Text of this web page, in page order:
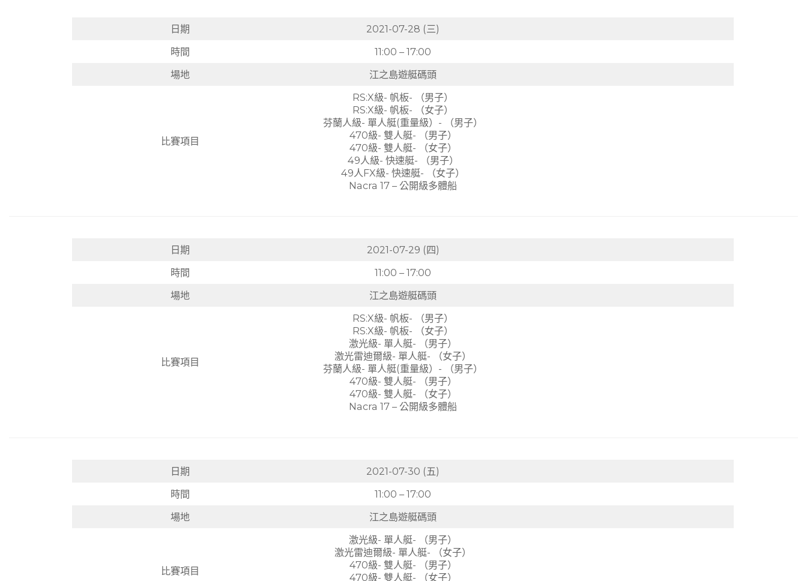
日期
2021-07-28 (三)
時間
11:00 – 17:00
場地
江之島遊艇碼頭
比賽項目
RS:X級- 帆板- （男子）
RS:X級- 帆板- （女子）
芬蘭人級- 單人艇(重量級）- （男子）
470級- 雙人艇- （男子）
470級- 雙人艇- （女子）
49人級- 快速艇- （男子）
49人FX級- 快速艇- （女子）
Nacra 17 – 公開級多體船
日期
2021-07-29 (四)
時間
11:00 – 17:00
場地
江之島遊艇碼頭
比賽項目
RS:X級- 帆板- （男子）
RS:X級- 帆板- （女子）
激光級- 單人艇- （男子）
激光雷迪爾級- 單人艇- （女子）
芬蘭人級- 單人艇(重量級）- （男子）
470級- 雙人艇- （男子）
470級- 雙人艇- （女子）
Nacra 17 – 公開級多體船
日期
2021-07-30 (五)
時間
11:00 – 17:00
場地
江之島遊艇碼頭
比賽項目
激光級- 單人艇- （男子）
激光雷迪爾級- 單人艇- （女子）
470級- 雙人艇- （男子）
470級- 雙人艇- （女子）